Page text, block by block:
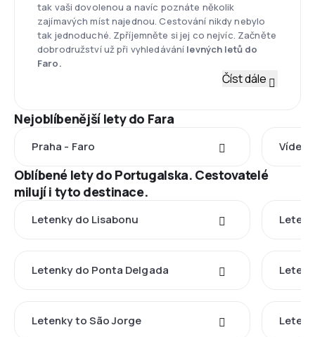
tak vaši dovolenou a navíc poznáte několik
zajímavých míst najednou. Cestování nikdy nebylo
tak jednoduché. Zpříjemněte si jej co nejvíc. Začněte
dobrodružství už při vyhledávání levných letů do
Faro.
Číst dále
Nejoblíbenější lety do Fara
Praha - Faro Vídeň
Oblíbené lety do Portugalska. Cestovatelé
milují i tyto destinace.
Letenky do Lisabonu
Letenky do Ponta Delgada
Letenky to São Jorge